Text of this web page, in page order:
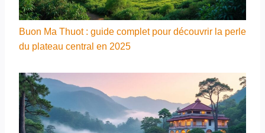
Buon Ma Thuot : guide complet pour découvrir la perle
du plateau central en 2025